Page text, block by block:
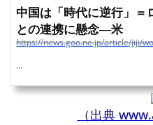
中国は「時代に逆行」＝
との連携に懸念―米
...
（出典